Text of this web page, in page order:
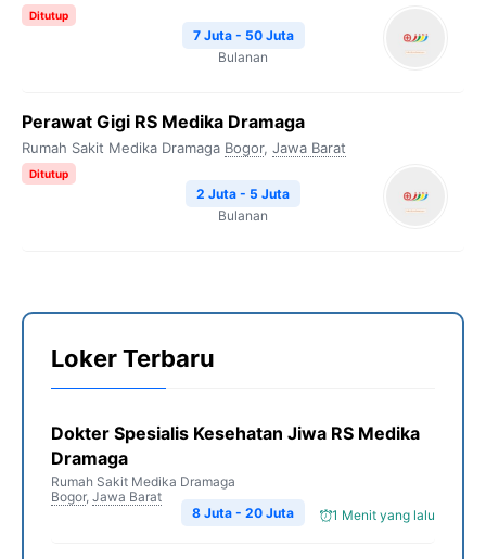
Ditutup
7 Juta - 50 Juta
Bulanan
Perawat Gigi RS Medika Dramaga
Rumah Sakit Medika Dramaga Bogor, Jawa Barat
Ditutup
2 Juta - 5 Juta
Bulanan
Loker Terbaru
Dokter Spesialis Kesehatan Jiwa RS Medika
Dramaga
Rumah Sakit Medika Dramaga
Bogor, Jawa Barat
1 Menit yang lalu
8 Juta - 20 Juta